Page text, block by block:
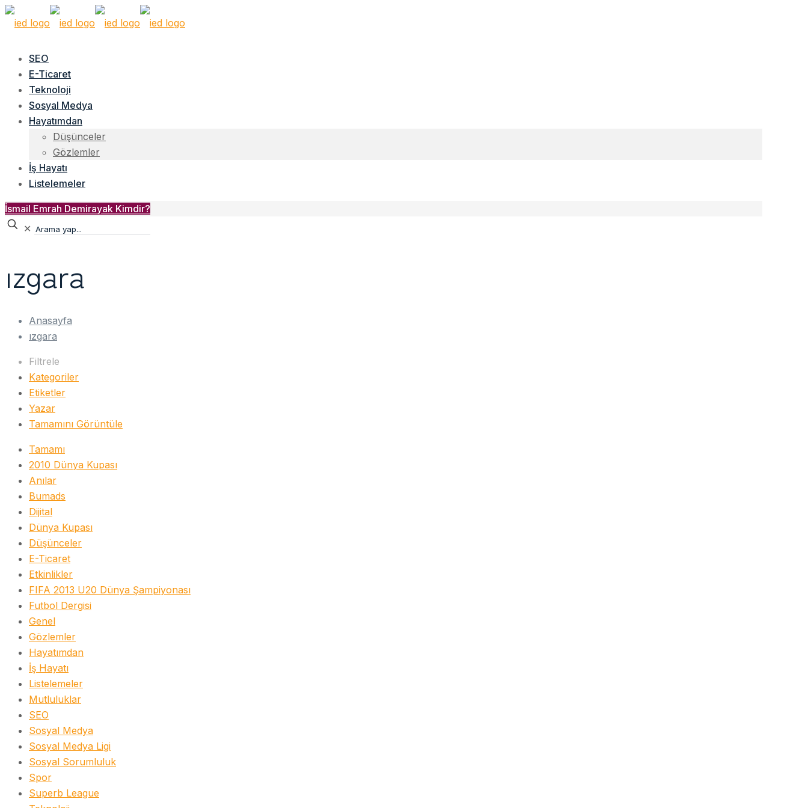
SEO
E-Ticaret
Teknoloji
Sosyal Medya
Hayatımdan
Düşünceler
Gözlemler
İş Hayatı
Listelemeler
İsmail Emrah Demirayak Kimdir?
✕
ızgara
Anasayfa
ızgara
Filtrele
Kategoriler
Etiketler
Yazar
Tamamını Görüntüle
Tamamı
2010 Dünya Kupası
Anılar
Bumads
Dijital
Dünya Kupası
Düşünceler
E-Ticaret
Etkinlikler
FIFA 2013 U20 Dünya Şampiyonası
Futbol Dergisi
Genel
Gözlemler
Hayatımdan
İş Hayatı
Listelemeler
Mutluluklar
SEO
Sosyal Medya
Sosyal Medya Ligi
Sosyal Sorumluluk
Spor
Superb League